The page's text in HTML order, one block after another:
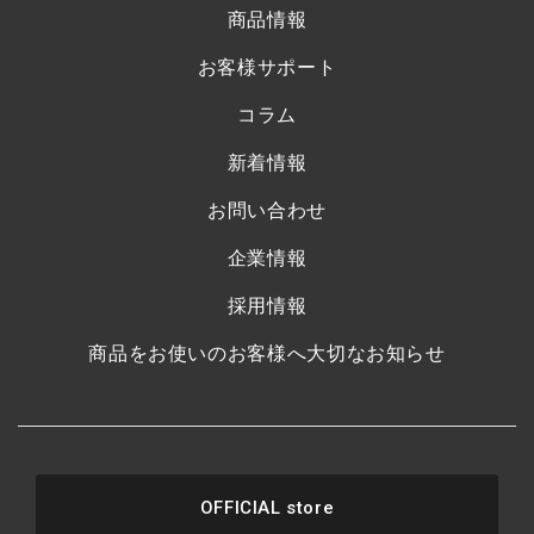
商品情報
お客様サポート
コラム
新着情報
お問い合わせ
企業情報
採用情報
商品をお使いのお客様へ大切なお知らせ
OFFICIAL store